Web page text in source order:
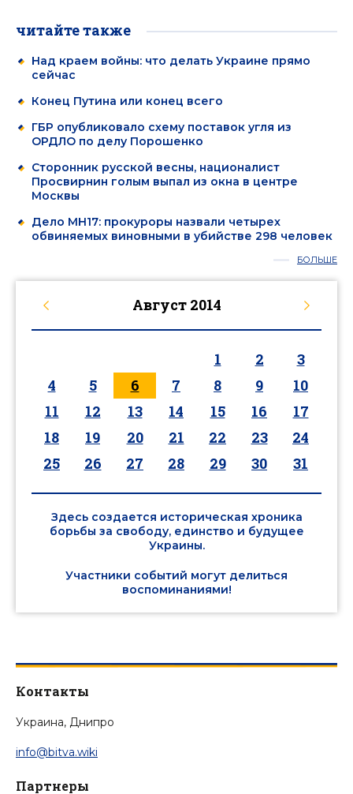
читайте также
Над краем войны: что делать Украине прямо
сейчас
Конец Путина или конец всего
ГБР опубликовало схему поставок угля из
ОРДЛО по делу Порошенко
Сторонник русской весны, националист
Просвирнин голым выпал из окна в центре
Москвы
Дело MH17: прокуроры назвали четырех
обвиняемых виновными в убийстве 298 человек
БОЛЬШЕ
Август 2014
1 2
3
4
5 6 7 8 9
10
11
12 13 14 15 16
17
18
19 20 21 22 23
24
25
26 27 28 29 30 31
Здесь создается историческая хроника
борьбы за свободу, единство и будущее
Украины.
Участники событий могут делиться
воспоминаниями!
Контакты
Украина, Днипро
info@bitva.wiki
Партнеры